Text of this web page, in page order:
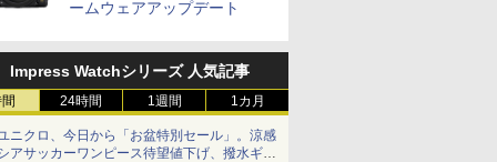
ームウェアアップデート
Impress Watchシリーズ 人気記事
24時間 1週間 1カ月
ニクロ、今日から「お盆特別セール」。涼感
アサッカーワンピース待望値下げ、撥水ギア